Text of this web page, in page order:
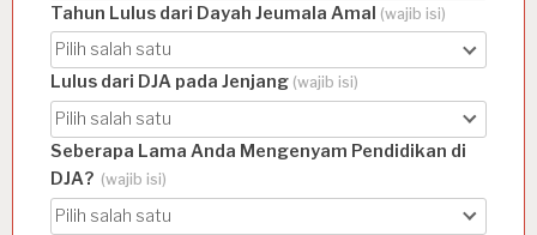
Tahun Lulus dari Dayah Jeumala Amal (wajib isi)
Pilih salah satu
Lulus dari DJA pada Jenjang (wajib isi)
Pilih salah satu
Seberapa Lama Anda Mengenyam Pendidikan di
DJA? (wajib isi)
Pilih salah satu